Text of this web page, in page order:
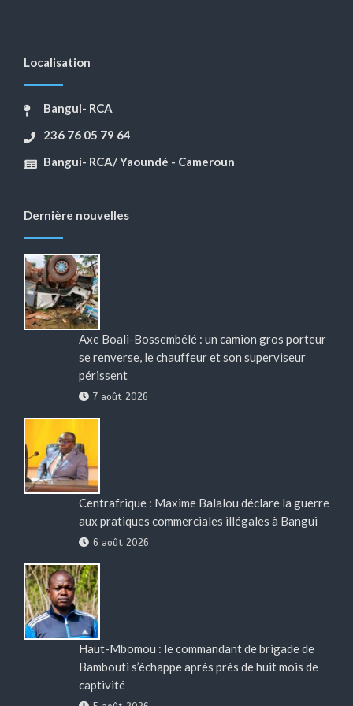
Localisation
Bangui- RCA
236 76 05 79 64
Bangui- RCA/ Yaoundé - Cameroun
Dernière nouvelles
Axe Boali-Bossembélé : un camion gros porteur
se renverse, le chauffeur et son superviseur
périssent
7 août 2026
Centrafrique : Maxime Balalou déclare la guerre
aux pratiques commerciales illégales à Bangui
6 août 2026
Haut-Mbomou : le commandant de brigade de
Bambouti s’échappe après près de huit mois de
captivité